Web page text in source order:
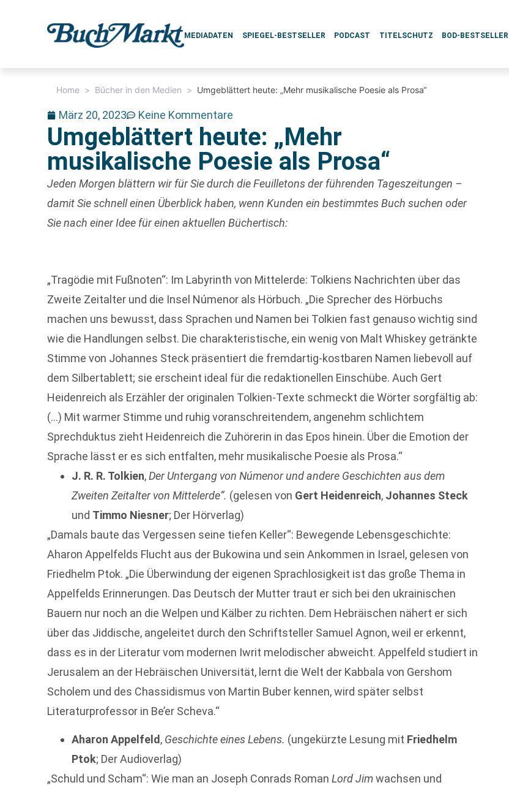
MEDIADATEN SPIEGEL-BESTSELLER PODCAST TITELSCHUTZ BOD-BESTSELLER
Home > Bücher in den Medien > Umgeblättert heute: „Mehr musikalische Poesie als Prosa“
März 20, 2023 Keine Kommentare
Umgeblättert heute: „Mehr
musikalische Poesie als Prosa“
Jeden Morgen blättern wir für Sie durch die Feuilletons der führenden Tageszeitungen –
damit Sie schnell einen Überblick haben, wenn Kunden ein bestimmtes Buch suchen oder
Sie nach einer Idee für einenaktuellen Büchertisch:
„Tragödie mit Fußnoten“: Im Labyrinth von Mittelerde: Tolkiens Nachrichten über das
Zweite Zeitalter und die Insel Númenor als Hörbuch. „Die Sprecher des Hörbuchs
machen uns bewusst, dass Sprachen und Namen bei Tolkien fast genauso wichtig sind
wie die Handlungen selbst. Die charakteristische, ein wenig von Malt Whiskey getränkte
Stimme von Johannes Steck präsentiert die fremdartig-kostbaren Namen liebevoll auf
dem Silbertablett; sie erscheint ideal für die redaktionellen Einschübe. Auch Gert
Heidenreich als Erzähler der originalen Tolkien-Texte schmeckt die Wörter sorgfältig ab:
(…) Mit warmer Stimme und ruhig voranschreitendem, angenehm schlichtem
Sprechduktus zieht Heidenreich die Zuhörerin in das Epos hinein. Über die Emotion der
Sprache lässt er es sich entfalten, mehr musikalische Poesie als Prosa.“
J. R. R. Tolkien,Der Untergang von Númenor und andere Geschichten aus dem
Zweiten Zeitalter von Mittelerde“. (gelesen von Gert Heidenreich, Johannes Steck
und Timmo Niesner; Der Hörverlag)
„Damals baute das Vergessen seine tiefen Keller“: Bewegende Lebensgeschichte:
Aharon Appelfelds Flucht aus der Bukowina und sein Ankommen in Israel, gelesen von
Friedhelm Ptok. „Die Überwindung der eigenen Sprachlosigkeit ist das große Thema in
Appelfelds Erinnerungen. Das Deutsch der Mutter traut er sich bei den ukrainischen
Bauern nur noch an die Welpen und Kälber zu richten. Dem Hebräischen nähert er sich
über das Jiddische, angeleitet durch den Schriftsteller Samuel Agnon, weil er erkennt,
dass es in der Literatur vom modernen Iwrit melodischer ab­weicht. Appelfeld studiert in
Jerusalem an der Hebräischen Universität, lernt die Welt der Kabbala von Gershom
Scholem und des Chassidismus von Martin Buber kennen, wird später selbst
Literaturprofessor in Be’er Scheva.“
Aharon Appelfeld , Geschichte eines Lebens. (ungekürzte Lesung mit Friedhelm
Ptok; Der Audioverlag)
„Schuld und Scham“: Wie man an Joseph Conrads RomanLord Jimwachsen und